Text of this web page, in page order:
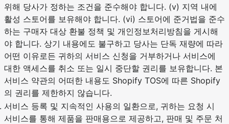
위해 당사가 정하는 조건을 준수해야 합니다. (v) 지역 내에
활성 스토어를 보유해야 합니다. (vi) 스토어에 준거법을 준수
하는 구매자 대상 환불 정책 및 개인정보처리방침을 게시해
야 합니다. 상기 내용에도 불구하고 당사는 단독 재량에 따라
어떤 이유로든 귀하의 서비스 신청을 거부하거나 서비스에
대한 액세스를 취소 또는 일시 중단할 권리를 보유합니다. 본
서비스 약관의 어떠한 내용도 Shopify TOS에 따른 Shopify
의 권리를 제한하지 않습니다.
서비스 등록 및 지속적인 사용의 일환으로, 귀하는 요청 시
서비스를 통해 제품을 판매용으로 제공하고, 판매 및 주문 처